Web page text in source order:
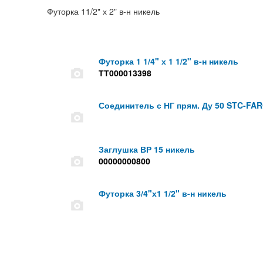
Футорка 11/2" х 2" в-н никель
Футорка 1 1/4" х 1 1/2" в-н никель
ТТ000013398
Соединитель с НГ прям. Ду 50 STC-
Заглушка ВР 15 никель
00000000800
Футорка 3/4"х1 1/2" в-н никель